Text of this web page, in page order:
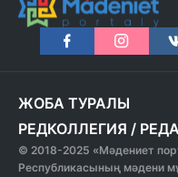
ЖОБА ТУРАЛЫ
РЕДКОЛЛЕГИЯ /
© 2018-2025 «Мәдениет
Республикасының мәдени